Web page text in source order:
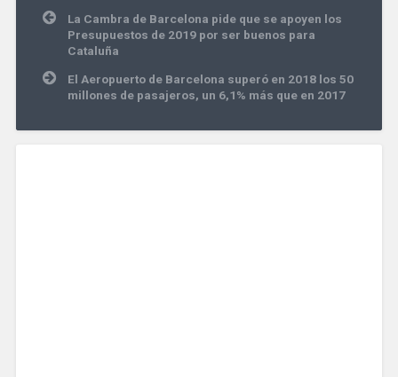
Navegación
de
entradas
La Cambra de Barcelona pide que se apoyen los
Presupuestos de 2019 por ser buenos para
Cataluña
El Aeropuerto de Barcelona superó en 2018 los 50
millones de pasajeros, un 6,1% más que en 2017